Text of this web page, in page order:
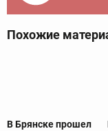
Похожие
В Брянске прошел